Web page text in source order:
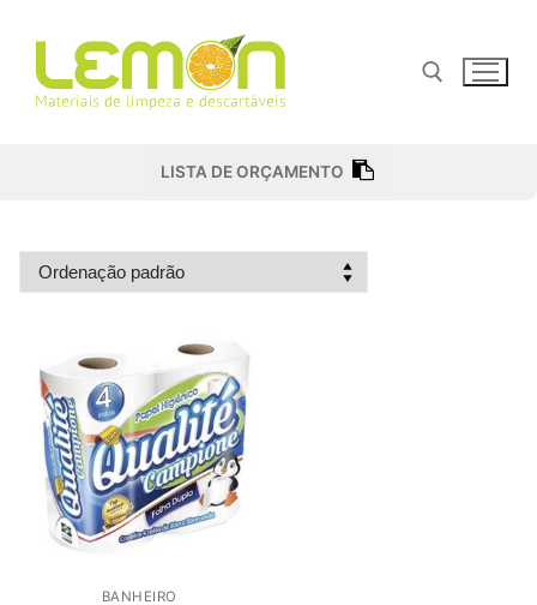
para
conteúdo
Pesquisar por:
LISTA DE ORÇAMENTO
BANHEIRO